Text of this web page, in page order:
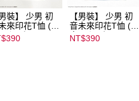
裝】 少男 初
來印花T恤 (初
ク) ｜
【男裝】 少男 初
音未來印花T恤 (初
音ミク) ｜
08022B01232000
NT$390